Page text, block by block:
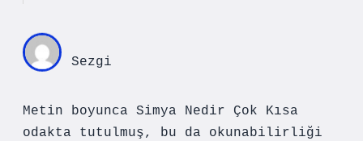
Sezgi
Metin boyunca Simya Nedir Çok Kısa
odakta tutulmuş, bu da okunabilirliği